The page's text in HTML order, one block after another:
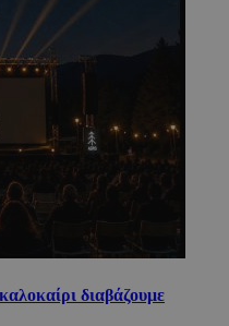
διαβάζουμε